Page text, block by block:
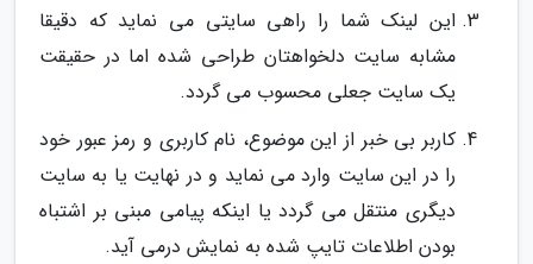
این لینک شما را راهی سایتی می نماید که دقیقا
مشابه سایت دلخواهتان طراحی شده اما در حقیقت
یک سایت جعلی محسوب می گردد.
کاربر بی خبر از این موضوع، نام کاربری و رمز عبور خود
را در این سایت وارد می نماید و در نهایت یا به سایت
دیگری منتقل می گردد یا اینکه پیامی مبنی بر اشتباه
بودن اطلاعات تایپ شده به نمایش درمی آید.